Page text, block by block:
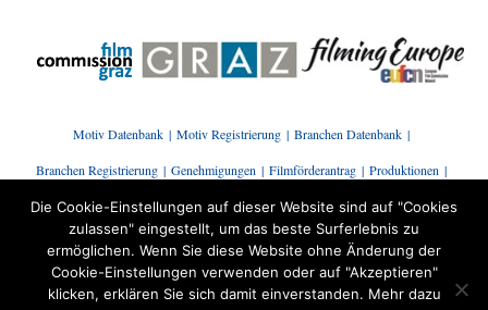
Motiv Datenbank Motiv Registrierung Branchen Datenbank
Branchen Registrierung Genehmigungen Filmförderantrag Produktionen
Presse | News Branchenstammtisch Kontakt
Die Cookie-Einstellungen auf dieser Website sind auf "Cookies
zulassen" eingestellt, um das beste Surferlebnis zu
ermöglichen. Wenn Sie diese Website ohne Änderung der
Cookie-Einstellungen verwenden oder auf "Akzeptieren"
klicken, erklären Sie sich damit einverstanden. Mehr dazu